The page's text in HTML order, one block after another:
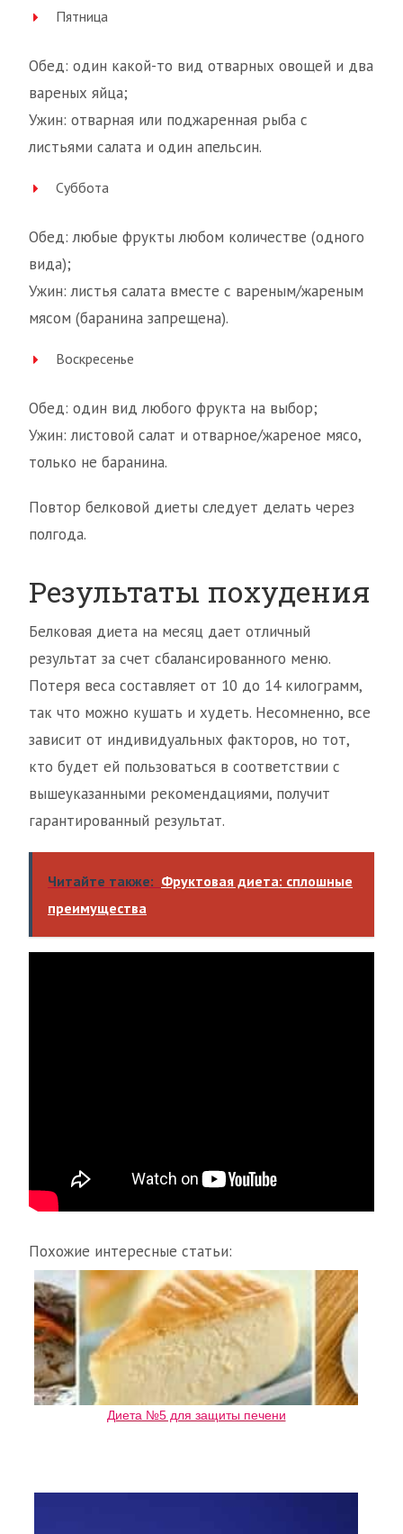
Пятница
Обед: один какой-то вид отварных овощей и два
вареных яйца;
Ужин: отварная или поджаренная рыба с
листьями салата и один апельсин.
Суббота
Обед: любые фрукты любом количестве (одного
вида);
Ужин: листья салата вместе с вареным/жареным
мясом (баранина запрещена).
Воскресенье
Обед: один вид любого фрукта на выбор;
Ужин: листовой салат и отварное/жареное мясо,
только не баранина.
Повтор белковой диеты следует делать через
полгода.
Результаты похудения
Белковая диета на месяц дает отличный
результат за счет сбалансированного меню.
Потеря веса составляет от 10 до 14 килограмм,
так что можно кушать и худеть. Несомненно, все
зависит от индивидуальных факторов, но тот,
кто будет ей пользоваться в соответствии с
вышеуказанными рекомендациями, получит
гарантированный результат.
Читайте также: Фруктовая диета: сплошные
преимущества
Похожие интересные статьи:
Диета №5 для защиты печени